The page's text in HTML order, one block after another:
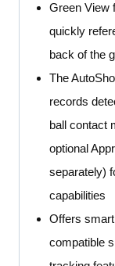
Green View
quickly
back of the
The
records
ball contact
optional
separately)
capabilities
Offers
compatible